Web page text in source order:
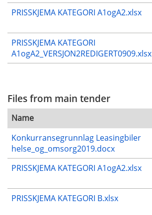
PRISSKJEMA KATEGORI A1ogA2.xlsx
PRISSKJEMA KATEGORI
A1ogA2_VERSJON2REDIGERT0909.xlsx
Files from main tender
Name
Konkurransegrunnlag Leasingbiler
helse_og_omsorg2019.docx
PRISSKJEMA KATEGORI A1ogA2.xlsx
PRISSKJEMA KATEGORI B.xlsx